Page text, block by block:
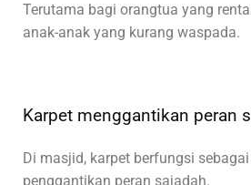
Terutama bagi orangtua yang
anak-anak yang kurang waspada.
Karpet menggantikan peran
Di masjid, karpet berfungsi
penggantikan peran sajadah.